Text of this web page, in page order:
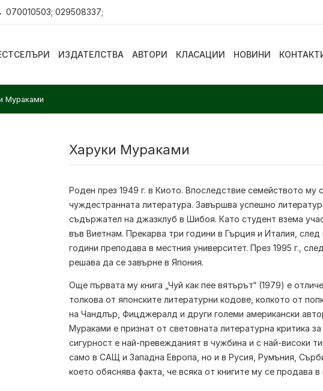
070010503; 029508337;
ИЗДАТЕЛСТВА АВТОРИ КЛАСАЦИИ НОВИНИ
Мураками
Харуки Мураками
Роден през 1949 г. в Киото. Впоследствие семейството
чуждестранната литература. Завършва успешно
съдържател на джазклуб в Шибоя. Като студент взема
във Виетнам. Прекарва три години в Гърция и Италия,
години преподава в местния университет. През 1995 г.,
решава да се завърне в Япония.
Още първата му книга „Чуй как пее вятърът“ (1979) е
толкова от японските литературни кодове, колкото от
на Чандлър, Фицджералд и други големи американски
Мураками е признат от световната литературна критика
сигурност e най-превежданият в чужбина и с най-високи
само в САЩ и Западна Европа, но и в Русия, Румъния,
което обяснява факта, че всяка от книгите му се продава